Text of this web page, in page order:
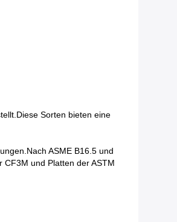
Sorten bieten eine
ASME B16.5 und
CF3M und Platten der ASTM